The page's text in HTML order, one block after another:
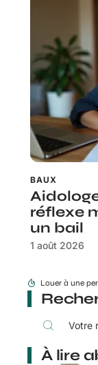
BAUX
réflexe
un bail
1 août 2026
À lire